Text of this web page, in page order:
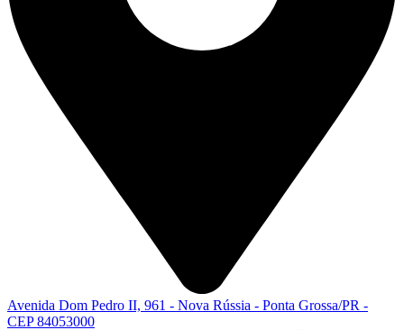
Avenida Dom Pedro II, 961 - Nova Rússia - Ponta Grossa/PR -
CEP 84053000